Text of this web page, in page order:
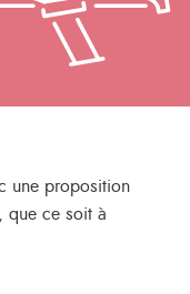
une proposition
que ce soit à